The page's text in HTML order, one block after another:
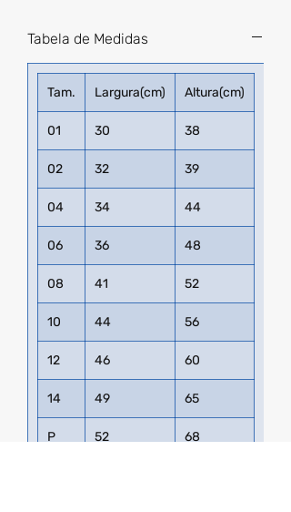
Tabela de Medidas
Tam. Largura(cm) Altura(cm)
01 30 38
02 32 39
04 34 44
06 36 48
08 41 52
10 44 56
12 46 60
14 49 65
P 52 68